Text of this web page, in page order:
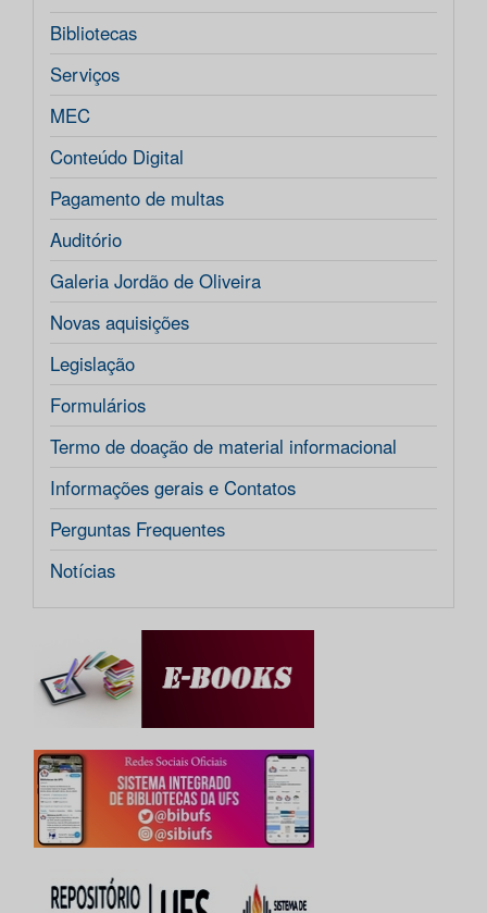
Bibliotecas
Serviços
MEC
Conteúdo Digital
Pagamento de multas
Auditório
Galeria Jordão de Oliveira
Novas aquisições
Legislação
Formulários
Termo de doação de material informacional
Informações gerais e Contatos
Perguntas Frequentes
Notícias